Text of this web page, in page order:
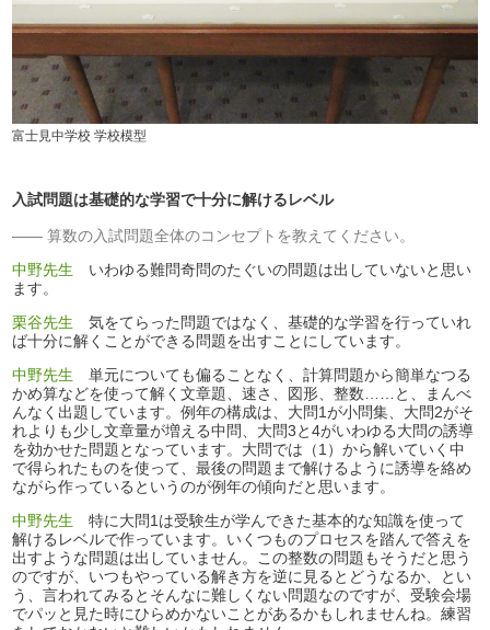
富士見中学校 学校模型
入試問題は基礎的な学習で十分に解けるレベル
算数の入試問題全体のコンセプトを教えてください。
中野先生 いわゆる難問奇問のたぐいの問題は出していないと思い
ます。
栗谷先生 気をてらった問題ではなく、基礎的な学習を行っていれ
ば十分に解くことができる問題を出すことにしています。
中野先生 単元についても偏ることなく、計算問題から簡単なつる
かめ算などを使って解く文章題、速さ、図形、整数……と、まんべ
んなく出題しています。例年の構成は、大問1が小問集、大問2がそ
れよりも少し文章量が増える中問、大問3と4がいわゆる大問の誘導
を効かせた問題となっています。大問では（1）から解いていく中
で得られたものを使って、最後の問題まで解けるように誘導を絡め
ながら作っているというのが例年の傾向だと思います。
中野先生 特に大問1は受験生が学んできた基本的な知識を使って
解けるレベルで作っています。いくつものプロセスを踏んで答えを
出すような問題は出していません。この整数の問題もそうだと思う
のですが、いつもやっている解き方を逆に見るとどうなるか、とい
う、言われてみるとそんなに難しくない問題なのですが、受験会場
でパッと見た時にひらめかないことがあるかもしれませんね。練習